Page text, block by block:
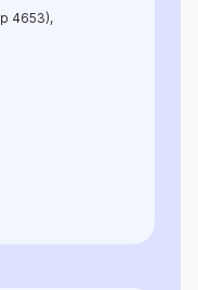
4653),